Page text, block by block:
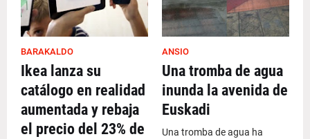
BARAKALDO
Ikea lanza su
catálogo en realidad
aumentada y rebaja
el precio del 23% de
ANSIO
Una tromba de agua
inunda la avenida de
Euskadi
Una tromba de agua ha